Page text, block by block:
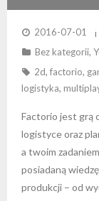
ROZWOJEM
2016-07-01
Bez kategorii,
2d, factorio,
logistyka,
Factorio jest grą
logistyce oraz
a twoim
posiadaną
produkcji – od